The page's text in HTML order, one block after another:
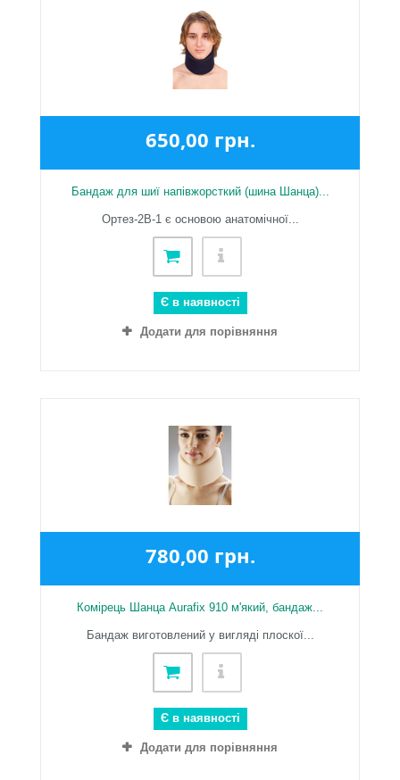
650,00 грн.
Бандаж для шиї напівжорсткий (шина Шанца)...
Ортез-2В-1 є основою анатомічної...
Є в наявності
Додати для порівняння
780,00 грн.
Комірець Шанца Aurafix 910 м'який, бандаж...
Бандаж виготовлений у вигляді плоскої...
Є в наявності
Додати для порівняння